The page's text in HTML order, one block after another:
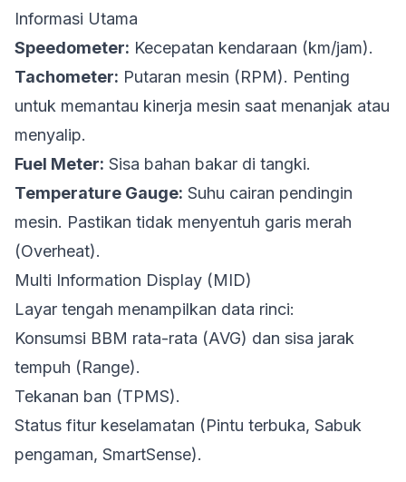
Informasi Utama
Speedometer: Kecepatan kendaraan (km/jam).
Tachometer: Putaran mesin (RPM). Penting
untuk memantau kinerja mesin saat menanjak atau
menyalip.
Fuel Meter: Sisa bahan bakar di tangki.
Temperature Gauge: Suhu cairan pendingin
mesin. Pastikan tidak menyentuh garis merah
(Overheat).
Multi Information Display (MID)
Layar tengah menampilkan data rinci:
Konsumsi BBM rata-rata (AVG) dan sisa jarak
tempuh (Range).
Tekanan ban (TPMS).
Status fitur keselamatan (Pintu terbuka, Sabuk
pengaman, SmartSense).